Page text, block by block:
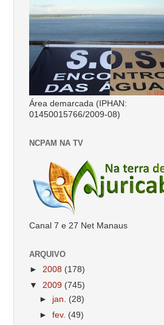
Área demarcada (IPHAN:
01450015766/2009-08)
NCPAM NA TV
Canal 7 e 27 Net Manaus
ARQUIVO
► 2008 (178)
▼ 2009 (745)
► jan. (28)
►fev. (49)